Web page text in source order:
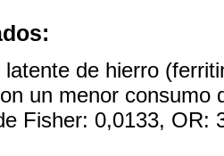
latente de hierro
un menor consumo
Fisher: 0,0133, OR: